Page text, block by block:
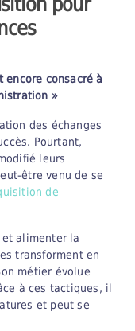
pour
encore consacré à
»
des échanges
Pourtant,
leurs
être venu de se
de
alimenter la
transforment en
métier évolue
à ces tactiques, il
et peut se